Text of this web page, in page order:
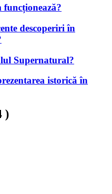
funcționează?
descoperiri în
Supernatural?
istorică în
)